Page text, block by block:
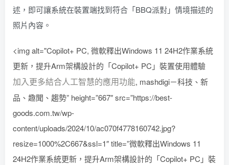
述，即可讓系統在裝置端找到符合「BBQ派對」情境描述的
照片內容。
<img alt="Copilot+ PC, 微軟釋出Windows 11 24H2作業系統
更新，提升Arm架構設計的「Copilot+ PC」裝置使用體驗
加入更多結合人工智慧的應用功能, mashdigi－科技、新
品、趣聞、趨勢” height=”667″ src=”https://best-
goods.com.tw/wp-
content/uploads/2024/10/ac070f4778160742.jpg?
resize=1000%2C667&ssl=1″ title=”微軟釋出Windows 11
24H2作業系統更新，提升Arm架構設計的「Copilot+ PC」裝